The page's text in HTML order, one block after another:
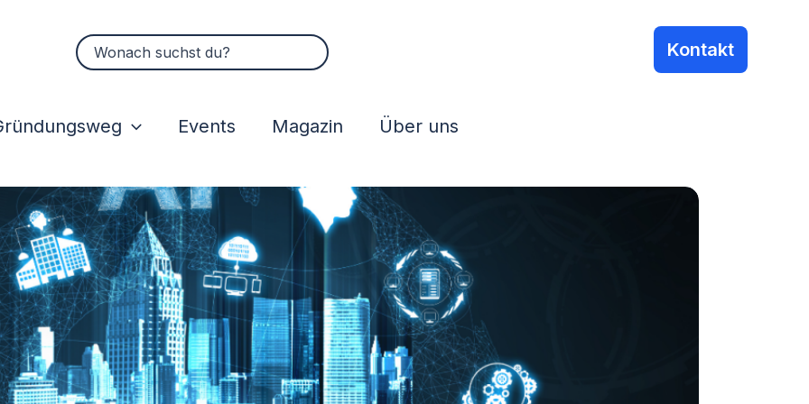
Suchen
nach:
Events Magazin Über uns
Kontakt